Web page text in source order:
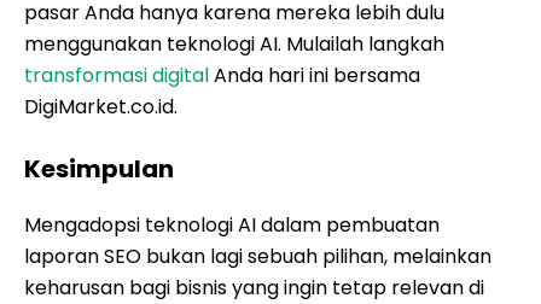
pasar Anda hanya karena mereka lebih dulu
menggunakan teknologi AI. Mulailah langkah
transformasi digitalAnda hari ini bersama
DigiMarket.co.id.
Kesimpulan
Mengadopsi teknologi AI dalam pembuatan
laporan SEO bukan lagi sebuah pilihan, melainkan
keharusan bagi bisnis yang ingin tetap relevan di